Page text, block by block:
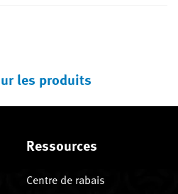
les produits
Ressources
Centre de rabais